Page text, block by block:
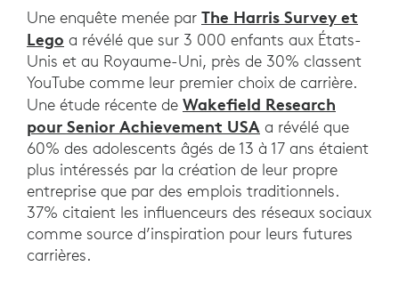
Une enquête menée par The Harris Survey et
Lego a révélé que sur 3 000 enfants aux États-
Unis et au Royaume-Uni, près de 30% classent
YouTube comme leur premier choix de carrière.
Une étude récente de Wakefield Research
pour Senior Achievement USA a révélé que
60% des adolescents âgés de 13 à 17 ans étaient
plus intéressés par la création de leur propre
entreprise que par des emplois traditionnels.
37% citaient les influenceurs des réseaux sociaux
comme source d’inspiration pour leurs futures
carrières.